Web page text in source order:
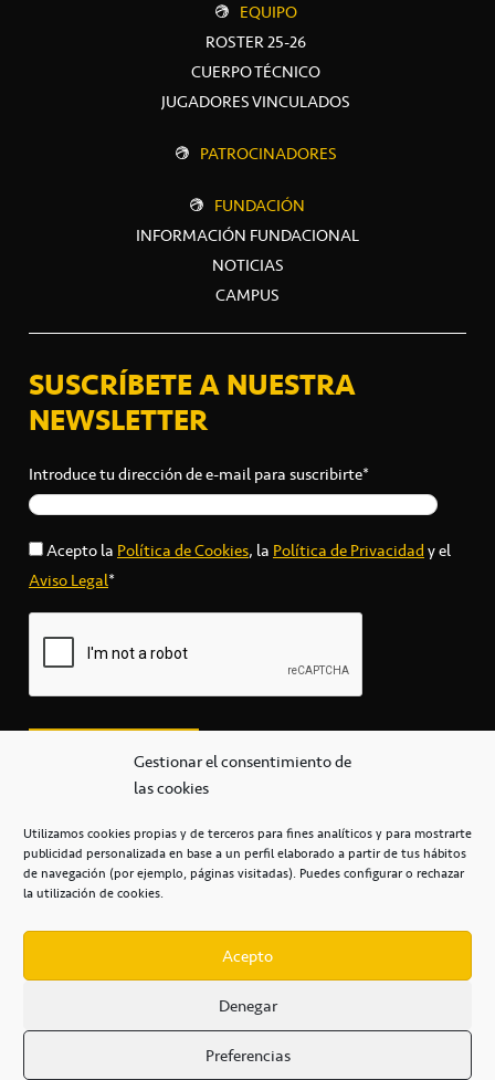
Gestionar el consentimiento de
las cookies
Utilizamos cookies propias y de terceros para fines analíticos y para mostrarte
publicidad personalizada en base a un perfil elaborado a partir de tus hábitos
de navegación (por ejemplo, páginas visitadas). Puedes configurar o rechazar
la utilización de cookies.
Acepto
Denegar
Preferencias
EQUIPO
ROSTER 25-26
CUERPO TÉCNICO
JUGADORES VINCULADOS
PATROCINADORES
FUNDACIÓN
INFORMACIÓN FUNDACIONAL
NOTICIAS
CAMPUS
SUSCRÍBETE A NUESTRA
NEWSLETTER
Introduce tu dirección de e-mail para suscribirte*
Acepto laPolítica de Cookies, laPolítica de Privacidady el
Aviso Legal*
secretaria@cbcanarias.es
+34 922 253 684
Casa del Deporte / 38108 – La Laguna
POLÍTICA DE PRIVACIDAD / POLÍTICA DE COOKIES /
AVISO LEGAL / CONDICIONES